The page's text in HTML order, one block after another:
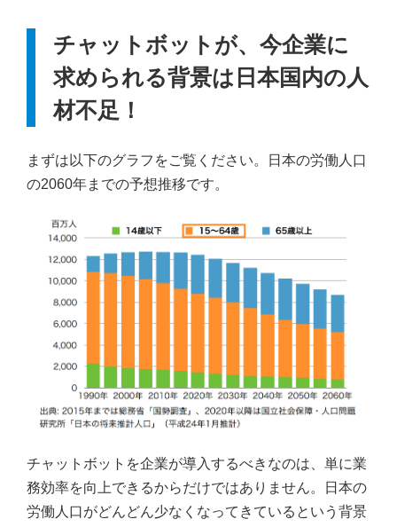
チャットボットが、今企業に
求められる背景は日本国内の人
材不足！
まずは以下のグラフをご覧ください。日本の労働人口
の2060年までの予想推移です。
チャットボットを企業が導入するべきなのは、単に業
務効率を向上できるからだけではありません。日本の
労働人口がどんどん少なくなってきているという背景